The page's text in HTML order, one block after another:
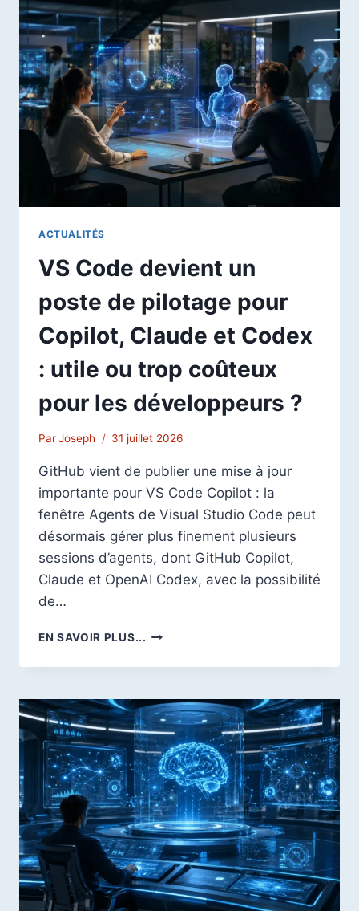
AWS
MONTRE
LA
VRAIE
FACTURE
TECHNIQUE
DES
MODÈLES
OPEN
WEIGHT
GÉANTS
ACTUALITÉS
VS Code devient un
poste de pilotage pour
Copilot, Claude et Codex
: utile ou trop coûteux
pour les développeurs ?
ParJoseph 31 juillet 2026
GitHub vient de publier une mise à jour
importante pour VS Code Copilot : la
fenêtre Agents de Visual Studio Code peut
désormais gérer plus finement plusieurs
sessions d’agents, dont GitHub Copilot,
Claude et OpenAI Codex, avec la possibilité
de…
EN SAVOIR PLUS... VS
DEVIENT
POSTE
DE
PILOTAGE
POUR
COPILOT,
CLAUDE
ET
CODEX
:
UTILE
OU
TROP
COÛTEUX